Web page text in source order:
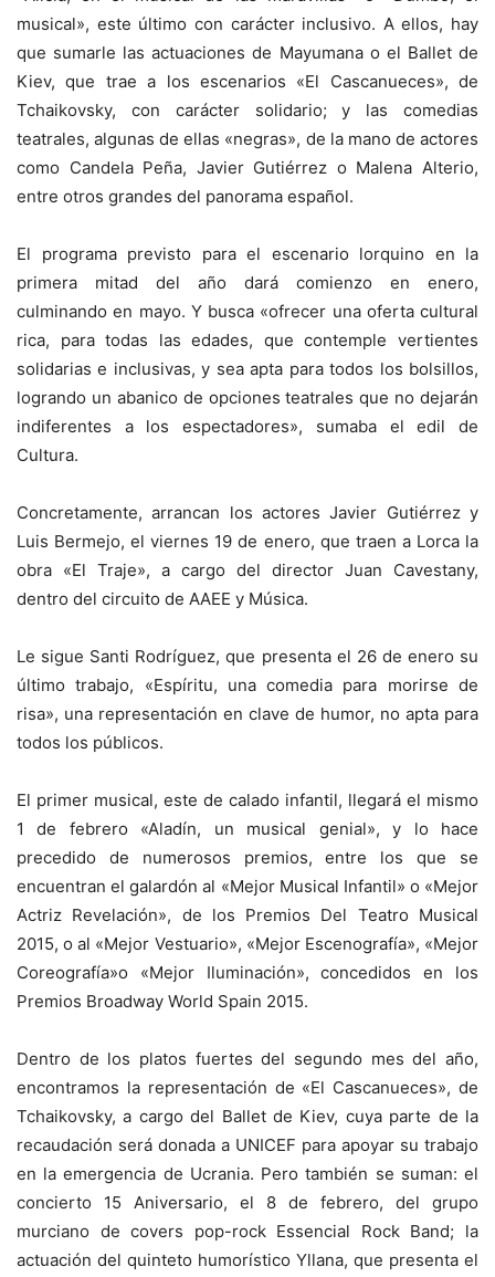
musical», este último con carácter inclusivo. A ellos, hay
que sumarle las actuaciones de Mayumana o el Ballet de
Kiev, que trae a los escenarios «El Cascanueces», de
Tchaikovsky, con carácter solidario; y las comedias
teatrales, algunas de ellas «negras», de la mano de actores
como Candela Peña, Javier Gutiérrez o Malena Alterio,
entre otros grandes del panorama español.
El programa previsto para el escenario lorquino en la
primera mitad del año dará comienzo en enero,
culminando en mayo. Y busca «ofrecer una oferta cultural
rica, para todas las edades, que contemple vertientes
solidarias e inclusivas, y sea apta para todos los bolsillos,
logrando un abanico de opciones teatrales que no dejarán
indiferentes a los espectadores», sumaba el edil de
Cultura.
Concretamente, arrancan los actores Javier Gutiérrez y
Luis Bermejo, el viernes 19 de enero, que traen a Lorca la
obra «El Traje», a cargo del director Juan Cavestany,
dentro del circuito de AAEE y Música.
Le sigue Santi Rodríguez, que presenta el 26 de enero su
último trabajo, «Espíritu, una comedia para morirse de
risa», una representación en clave de humor, no apta para
todos los públicos.
El primer musical, este de calado infantil, llegará el mismo
1 de febrero «Aladín, un musical genial», y lo hace
precedido de numerosos premios, entre los que se
encuentran el galardón al «Mejor Musical Infantil» o «Mejor
Actriz Revelación», de los Premios Del Teatro Musical
2015, o al «Mejor Vestuario», «Mejor Escenografía», «Mejor
Coreografía»o «Mejor Iluminación», concedidos en los
Premios Broadway World Spain 2015.
Dentro de los platos fuertes del segundo mes del año,
encontramos la representación de «El Cascanueces», de
Tchaikovsky, a cargo del Ballet de Kiev, cuya parte de la
recaudación será donada a UNICEF para apoyar su trabajo
en la emergencia de Ucrania. Pero también se suman: el
concierto 15 Aniversario, el 8 de febrero, del grupo
murciano de covers pop-rock Essencial Rock Band; la
actuación del quinteto humorístico Yllana, que presenta el